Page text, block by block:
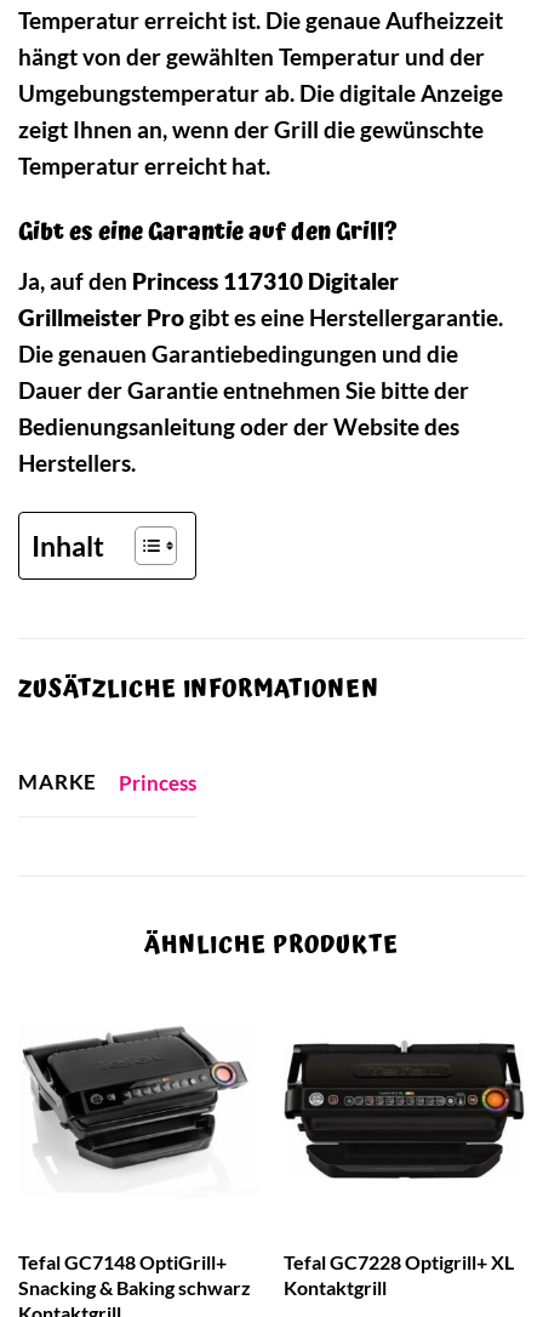
Temperatur erreicht ist. Die genaue Aufheizzeit
hängt von der gewählten Temperatur und der
Umgebungstemperatur ab. Die digitale Anzeige
zeigt Ihnen an, wenn der Grill die gewünschte
Temperatur erreicht hat.
Gibt es eine Garantie auf den Grill?
Ja, auf den Princess 117310 Digitaler
Grillmeister Progibt es eine Herstellergarantie.
Die genauen Garantiebedingungen und die
Dauer der Garantie entnehmen Sie bitte der
Bedienungsanleitung oder der Website des
Herstellers.
Inhalt
ZUSÄTZLICHE INFORMATIONEN
MARKE Princess
ÄHNLICHE PRODUKTE
Tefal GC7148 OptiGrill+
Snacking & Baking schwarz
Kontaktgrill
Tefal GC7228 Optigrill+ XL
Kontaktgrill